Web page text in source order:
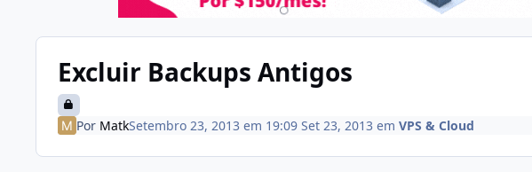
Excluir Backups Antigos
Por MatkSetembro 23, 2013 em 19:09 Set 23, 2013 em VPS & Cloud